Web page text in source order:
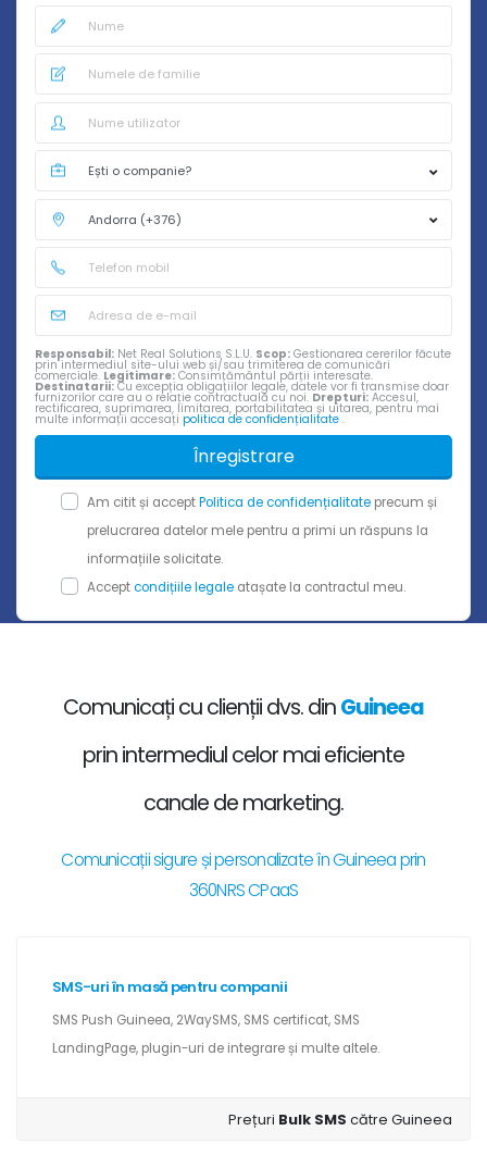
Responsabil: Net Real Solutions S.L.U. Scop: Gestionarea cererilor făcute
prin intermediul site-ului web și/sau trimiterea de comunicări
comerciale. Legitimare: Consimțământul părții interesate.
Destinatarii: Cu excepția obligațiilor legale, datele vor fi transmise doar
furnizorilor care au o relație contractuală cu noi. Drepturi: Accesul,
rectificarea, suprimarea, limitarea, portabilitatea și uitarea, pentru mai
multe informații accesați politica de confidențialitate .
Înregistrare
Am citit și acceptPolitica de confidențialitate precum și
prelucrarea datelor mele pentru a primi un răspuns la
informațiile solicitate.
Acceptcondițiile legale atașate la contractul meu.
Comunicați cu clienții dvs. dinGuineea
prin intermediul celor mai eficiente
canale de marketing.
Comunicații sigure și personalizate în Guineea prin
360NRS CPaaS
SMS-uri în masă pentru companii
SMS Push Guineea, 2WaySMS, SMS certificat, SMS
LandingPage, plugin-uri de integrare și multe altele.
Prețuri Bulk SMScătre Guineea